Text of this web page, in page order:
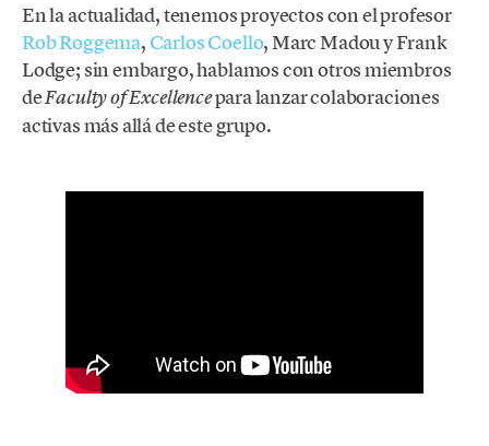
En la actualidad, tenemos proyectos con el profesor
Rob Roggema, Carlos Coello, Marc Madou y Frank
Lodge; sin embargo, hablamos con otros miembros
deFaculty of Excellencepara lanzar colaboraciones
activas más allá de este grupo.